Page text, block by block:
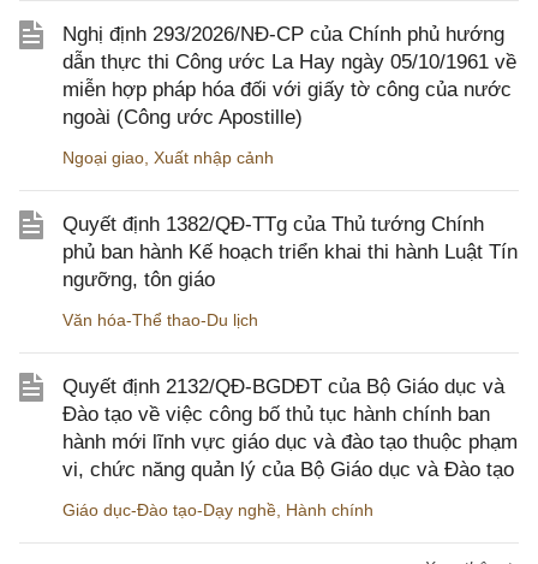
Nghị định 293/2026/NĐ-CP của Chính phủ hướng
dẫn thực thi Công ước La Hay ngày 05/10/1961 về
miễn hợp pháp hóa đối với giấy tờ công của nước
ngoài (Công ước Apostille)
Ngoại giao Xuất nhập cảnh
Quyết định 1382/QĐ-TTg của Thủ tướng Chính
phủ ban hành Kế hoạch triển khai thi hành Luật Tín
ngưỡng, tôn giáo
Văn hóa-Thể thao-Du lịch
Quyết định 2132/QĐ-BGDĐT của Bộ Giáo dục và
Đào tạo về việc công bố thủ tục hành chính ban
hành mới lĩnh vực giáo dục và đào tạo thuộc phạm
vi, chức năng quản lý của Bộ Giáo dục và Đào tạo
Giáo dục-Đào tạo-Dạy nghề Hành chính